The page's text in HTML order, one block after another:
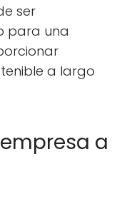
ser
para una
a largo
a